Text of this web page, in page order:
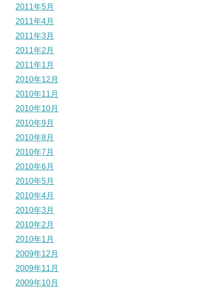
2011年5月
2011年4月
2011年3月
2011年2月
2011年1月
2010年12月
2010年11月
2010年10月
2010年9月
2010年8月
2010年7月
2010年6月
2010年5月
2010年4月
2010年3月
2010年2月
2010年1月
2009年12月
2009年11月
2009年10月